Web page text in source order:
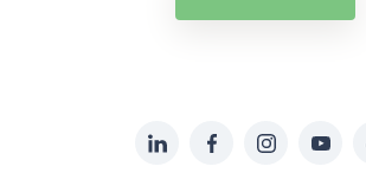
LinkedInFacebookInstagram